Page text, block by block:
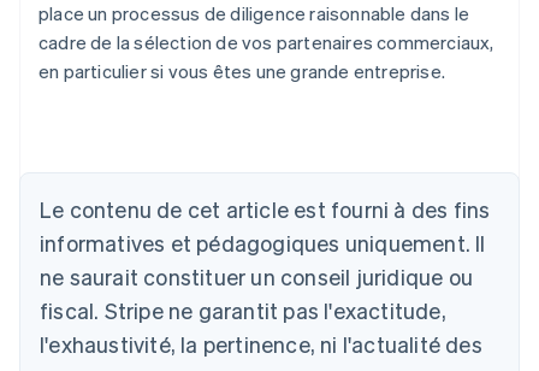
place un processus de diligence raisonnable dans le
cadre de la sélection de vos partenaires commerciaux,
en particulier si vous êtes une grande entreprise.
Le contenu de cet article est fourni à des fins
informatives et pédagogiques uniquement. Il
ne saurait constituer un conseil juridique ou
fiscal. Stripe ne garantit pas l'exactitude,
l'exhaustivité, la pertinence, ni l'actualité des
Allemagne
Deutsch
Australie
English
Autriche
Belgique